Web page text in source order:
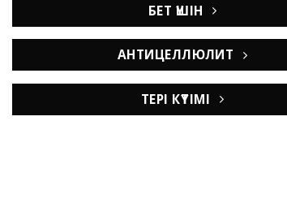
БЕТ ҮШІН
АНТИЦЕЛЛЮЛИТ
ТЕРІ КҮТІМІ